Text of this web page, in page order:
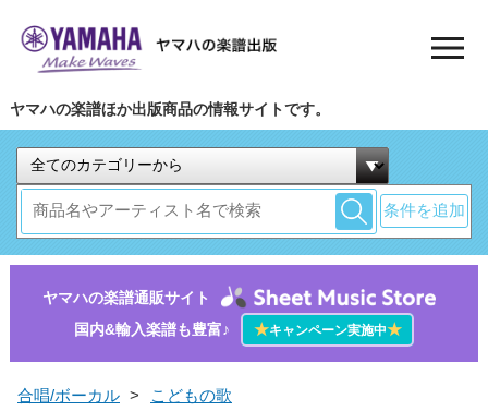
ヤマハの楽譜ほか出版商品の情報サイトです。
条件を追加
ヤマハの楽譜通販サイト
国内&輸入楽譜も豊富♪
★キャンペーン実施中★
合唱/ボーカル >
こどもの歌